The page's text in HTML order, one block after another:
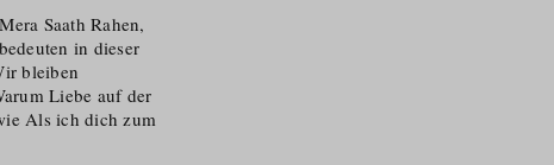
Saath Rahen,
in dieser
bleiben
Liebe auf der
Als ich dich zum